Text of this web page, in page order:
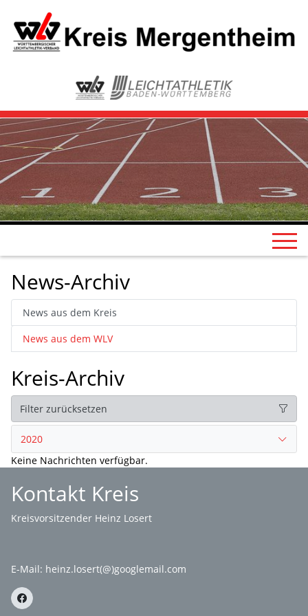
News-Archiv
News aus dem Kreis
News aus dem WLV
Kreis-Archiv
Filter zurücksetzen
2020
Keine Nachrichten verfügbar.
Kontakt Kreis
Kreisvorsitzender Heinz Losert
E-Mail: heinz.losert(@)googlemail.com